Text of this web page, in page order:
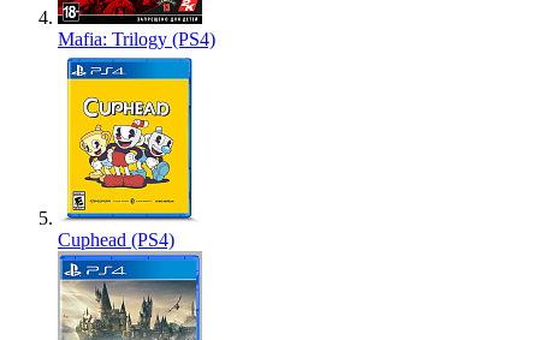
Mafia: Trilogy (PS4)
Cuphead (PS4)